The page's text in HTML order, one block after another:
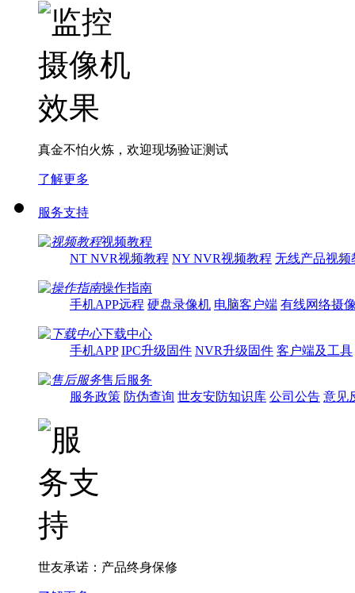
真金不怕火炼，欢迎现场验证测试
了解更多
服务支持
视频教程
NT NVR视频教程 NY NVR视频教程 无线产品视频
操作指南
手机APP远程 硬盘录像机 电脑客户端 有线网络摄
下载中心
手机APP IPC升级固件 NVR升级固件 客户端及工具
售后服务
服务政策 防伪查询 世友安防知识库 公司公告 意见
世友承诺：产品终身保修